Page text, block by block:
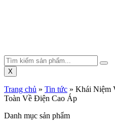
X
Trang chủ » Tin tức » Khái Niệm
Toàn Về Điện Cao Áp
Danh mục sản phẩm